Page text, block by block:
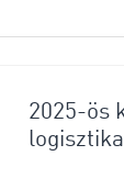
2025-ös